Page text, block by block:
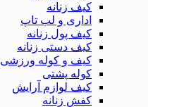
کیف زنانه
اداری و لب تاپ
کیف پول زنانه
کیف دستی زنانه
کیف و کوله ورزشی
کوله پشتی
کیف لوازم آرایش
کفش زنانه